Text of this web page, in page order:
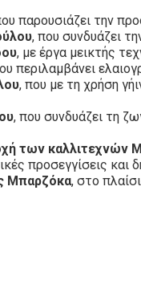
παρουσιάζει την
, που συνδυάζει
, με έργα μεικτής
περιλαμβάνει
, που με τη χρήση
, που συνδυάζει τη
των καλλιτεχνών
προσεγγίσεις
Μπαρζόκα, στο